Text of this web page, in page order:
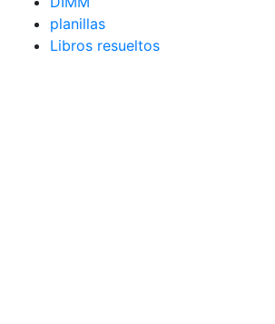
planillas
Libros resueltos